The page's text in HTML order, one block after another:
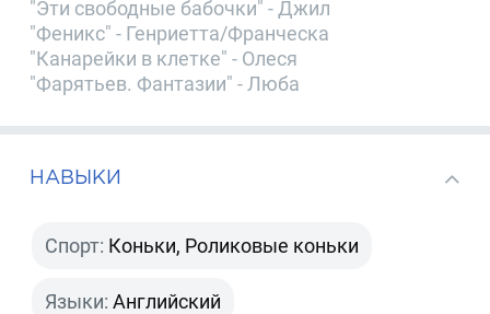
"Эти свободные бабочки" - Джил
"Феникс" - Генриетта/Франческа
"Канарейки в клетке" - Олеся
"Фарятьев. Фантазии" - Люба
НАВЫКИ
Спорт: Коньки, Роликовые коньки
Языки: Английский